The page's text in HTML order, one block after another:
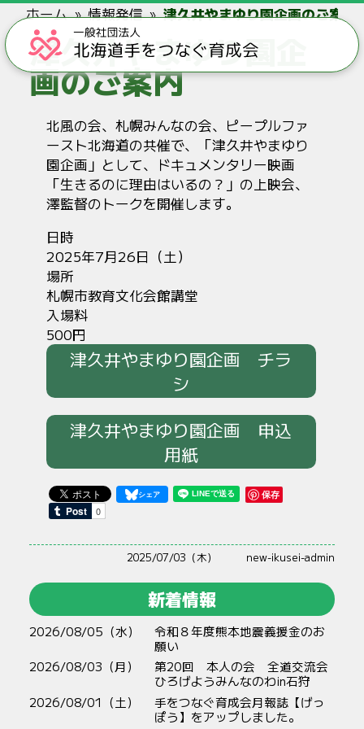
ホーム 情報発信 津久井やまゆり園企画のご案内
津久井やまゆり園企
画のご案内
北風の会、札幌みんなの会、ピープルファ
ースト北海道の共催で、「津久井やまゆり
園企画」として、ドキュメンタリー映画
「生きるのに理由はいるの？」の上映会、
澤監督のトークを開催します。
日時
2025年7月26日（土）
場所
札幌市教育文化会館講堂
入場料
500円
津久井やまゆり園企画 チラ
シ
津久井やまゆり園企画 申込
用紙
保存
2025/07/03（木） new-ikusei-admin
新着情報
2026/08/05（水）
令和８年度熊本地震義援金のお
願い
2026/08/03（月）
第20回 本人の会 全道交流会
ひろげようみんなのわin石狩
2026/08/01（土）
手をつなぐ育成会月報誌【げっ
ぽう】をアップしました。